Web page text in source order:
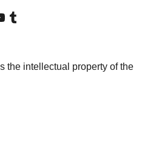
যান আমাদের টাম্বলার অ্যাকাউন্ট দেখুন
the intellectual property of the